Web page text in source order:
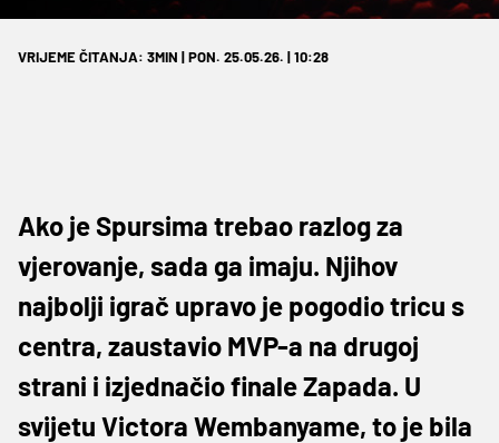
VRIJEME ČITANJA: 3MIN | PON. 25.05.26. | 10:28
Ako je Spursima trebao razlog za
vjerovanje, sada ga imaju. Njihov
najbolji igrač upravo je pogodio tricu s
centra, zaustavio MVP-a na drugoj
strani i izjednačio finale Zapada. U
svijetu Victora Wembanyame, to je bila